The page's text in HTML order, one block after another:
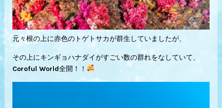
元々根の上に赤色のトゲトサカが群生していましたが、
その上にキンギョハナダイがすごい数の群れをなしていて、
Coroful World全開！！